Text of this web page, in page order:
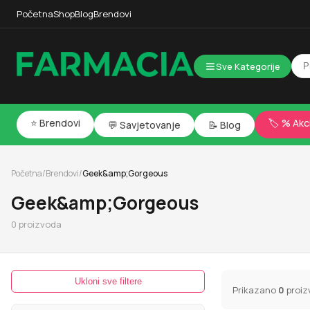
PočetnaShopBlogBrendovi
Sve Kategorije
⭐ Brendovi 💬 Savjetovanje 📝 Blog 🏷️ %
Početna/Brendovi/Geek&amp;Gorgeous
Geek&amp;Gorgeous
0 proizvoda
Ukloni sve filtere
Prikazano 0